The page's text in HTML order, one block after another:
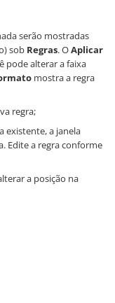
serão mostradas
sob Regras. OAplicar
pode alterar a faixa
mostra a regra
regra;
existente, a janela
Edite a regra conforme
a posição na